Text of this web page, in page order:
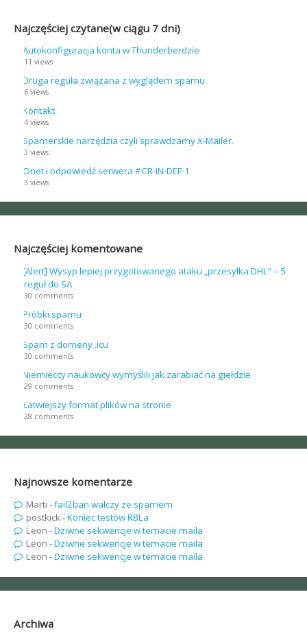
Najczęściej czytane(w ciągu 7 dni)
Autokonfiguracja konta w Thunderberdzie
11 views
Druga reguła związana z wyglądem spamu
6 views
Kontakt
4 views
Spamerskie narzędzia czyli sprawdzamy X-Mailer.
3 views
Onet i odpowiedź serwera #CR-IN-DEF-1
3 views
Najczęściej komentowane
[Alert] Wysyp lepiej przygotowanego ataku „przesyłka DHL” – 5
reguł do SA
30 comments
Próbki spamu
30 comments
Spam z domeny .icu
30 comments
Niemieccy naukowcy wymyślili jak zarabiać na giełdzie
29 comments
Łatwiejszy format plików na stronie
28 comments
Najnowsze komentarze
Marti -fail2ban walczy ze spamem
postkick-Koniec testów RBLa
Leon -Dziwne sekwencje w temacie maila
Leon -Dziwne sekwencje w temacie maila
Leon -Dziwne sekwencje w temacie maila
Archiwa